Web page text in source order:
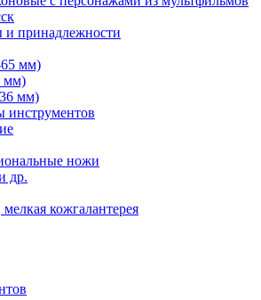
принадлежности
мм)
мм)
мм)
инструментов
ножи
др.
кожгалантерея